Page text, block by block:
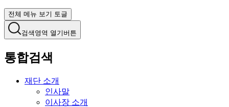
전체 메뉴 보기 토글
검색영역 열기버튼
통합검색
재단 소개
인사말
이사장 소개